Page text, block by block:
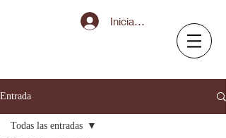
Iniciar sesión
Entrada
Todas las entradas